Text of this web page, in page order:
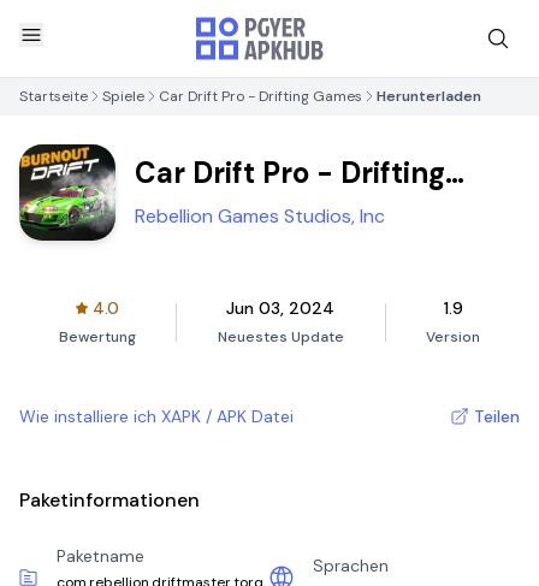
Startseite Spiele Car Drift Pro - Drifting Games Herunterladen
Car Drift Pro - Drifting
Games
Rebellion Games Studios, Inc
4.0
Bewertung
Jun 03, 2024
Neuestes Update
1.9
Version
Wie installiere ich XAPK / APK Datei Teilen
Paketinformationen
Paketname Sprachen